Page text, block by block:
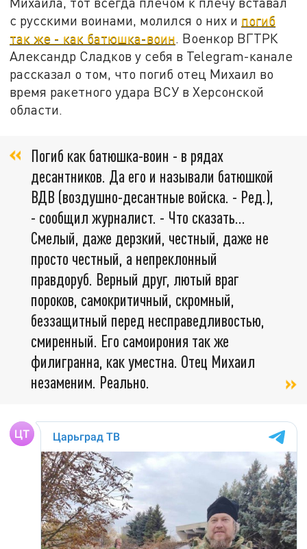
с русскими воинами, молился о них и погиб
так же - как батюшка-воин . Военкор ВГТРК
Александр Сладков у себя в Telegram-канале
рассказал о том, что погиб отец Михаил во
время ракетного удара ВСУ в Херсонской
области.
Погиб как батюшка-воин - в рядах
десантников. Да его и называли батюшкой
ВДВ (воздушно-десантные войска. - Ред.),
- сообщил журналист. - Что сказать…
Смелый, даже дерзкий, честный, даже не
просто честный, а непреклонный
правдоруб. Верный друг, лютый враг
пороков, самокритичный, скромный,
беззащитный перед несправедливостью,
смиренный. Его самоирония так же
филигранна, как уместна. Отец Михаил
незаменим. Реально.